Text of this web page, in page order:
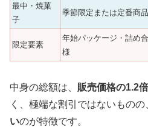
最中・焼菓
子
季節限定または定番商品
限定要素
年始パッケージ・詰め
様
中身の総額は、 販売価格の1.2
く、極端な割引ではないものの
いのが特徴です。